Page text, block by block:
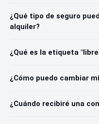
¿Qué tipo de seguro
alquiler?
¿Qué es la etiqueta
¿Cómo puedo cambiar
¿Cuándo recibiré una